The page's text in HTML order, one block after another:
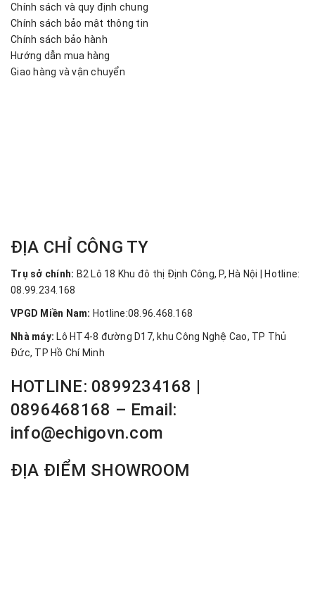
Chính sách và quy định chung
Chính sách bảo mật thông tin
Chính sách bảo hành
Hướng dẫn mua hàng
Giao hàng và vận chuyển
ĐỊA CHỈ CÔNG TY
Trụ sở chính: B2 Lô 18 Khu đô thị Định Công, P, Hà Nội | Hotline:
08.99.234.168
VPGD Miền Nam: Hotline:08.96.468.168
Nhà máy: Lô HT4-8 đường D17, khu Công Nghệ Cao, TP Thủ
Đức, TP Hồ Chí Minh
HOTLINE: 0899234168 |
0896468168 – Email:
info@echigovn.com
ĐỊA ĐIỂM SHOWROOM